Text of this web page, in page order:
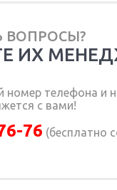
ВОПРОСЫ?
ИХ
номер телефона и
с вами!
76 (бесплатно